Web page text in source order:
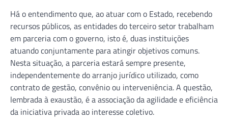
Há o entendimento que, ao atuar com o Estado, recebendo
recursos públicos, as entidades do terceiro setor trabalham
em parceria com o governo, isto é, duas instituições
atuando conjuntamente para atingir objetivos comuns.
Nesta situação, a parceria estará sempre presente,
independentemente do arranjo jurídico utilizado, como
contrato de gestão, convênio ou interveniência. A questão,
lembrada à exaustão, é a associação da agilidade e eficiência
da iniciativa privada ao interesse coletivo.